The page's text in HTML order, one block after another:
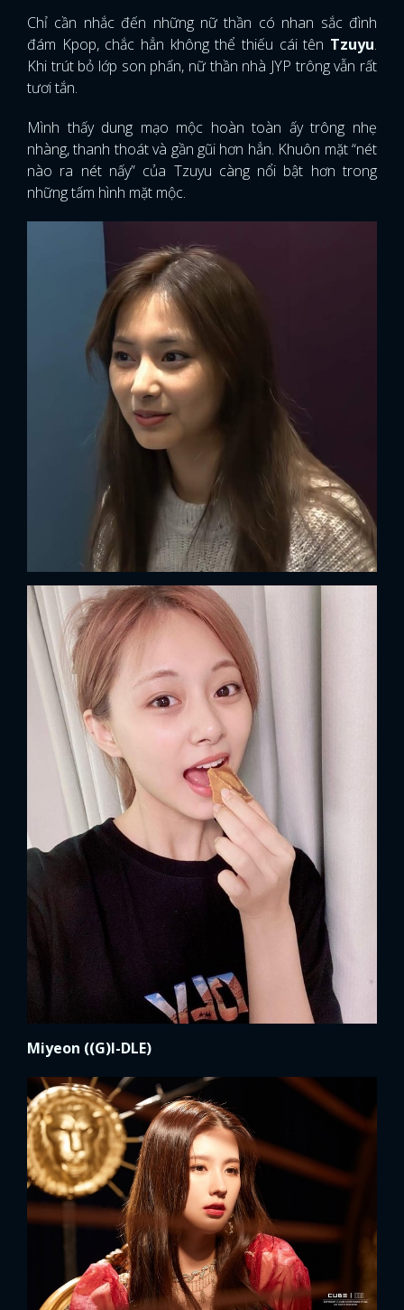
FACEBOOK GOOGLE
Chỉ cần nhắc đến những nữ thần có nhan sắc đình
đám Kpop, chắc hẳn không thể thiếu cái tên Tzuyu.
Khi trút bỏ lớp son phấn, nữ thần nhà JYP trông vẫn rất
tươi tắn.
Mình thấy dung mạo mộc hoàn toàn ấy trông nhẹ
nhàng, thanh thoát và gần gũi hơn hẳn. Khuôn mặt “nét
nào ra nét nấy” của Tzuyu càng nổi bật hơn trong
những tấm hình mặt mộc.
Miyeon ((G)I-DLE)